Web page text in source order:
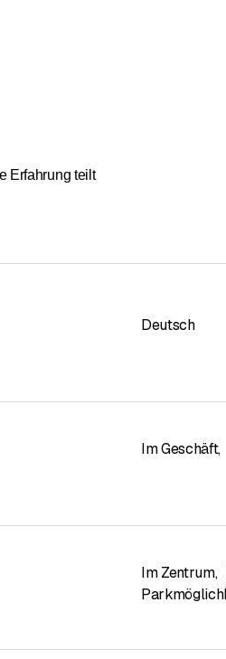
Erfahrung teilt
Deutsch
Im Geschäft,
Im Zentrum,